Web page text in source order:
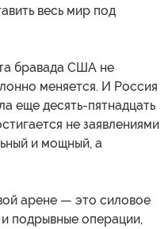
весь мир под
бравада США не
меняется. И Россия
еще десять-пятнадцать
не заявлениями
и мощный, а
арене — это силовое
подрывные операции,